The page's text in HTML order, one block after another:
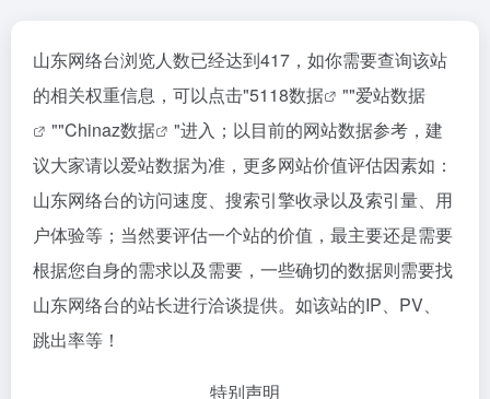
山东网络台浏览人数已经达到417，如你需要查询该站
的相关权重信息，可以点击"5118数据 ""爱站数据
""Chinaz数据
"进入；以目前的网站数据参考，建
议大家请以爱站数据为准，更多网站价值评估因素如：
山东网络台的访问速度、搜索引擎收录以及索引量、用
户体验等；当然要评估一个站的价值，最主要还是需要
根据您自身的需求以及需要，一些确切的数据则需要找
山东网络台的站长进行洽谈提供。如该站的IP、PV、
跳出率等！
特别声明